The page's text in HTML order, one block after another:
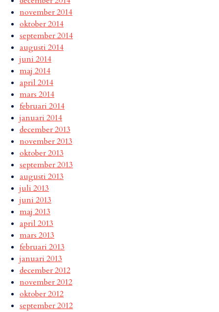
november 2014
oktober 2014
september 2014
augusti 2014
juni 2014
maj 2014
april 2014
mars 2014
februari 2014
januari 2014
december 2013
november 2013
oktober 2013
september 2013
augusti 2013
juli 2013
juni 2013
maj 2013
april 2013
mars 2013
februari 2013
januari 2013
december 2012
november 2012
oktober 2012
september 2012